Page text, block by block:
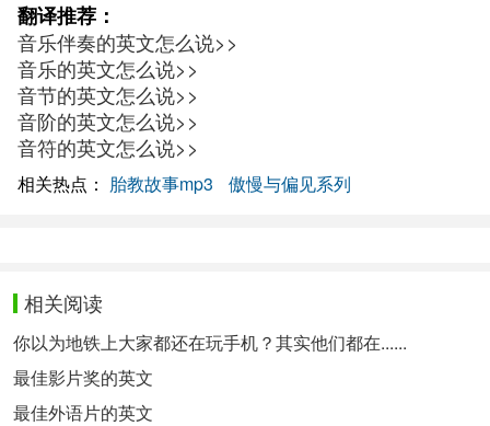
翻译推荐：
音乐伴奏的英文怎么说>>
音乐的英文怎么说>>
音节的英文怎么说>>
音阶的英文怎么说>>
音符的英文怎么说>>
相关热点： 胎教故事mp3 傲慢与偏见系列
相关阅读
你以为地铁上大家都还在玩手机？其实他们都在......
最佳影片奖的英文
最佳外语片的英文